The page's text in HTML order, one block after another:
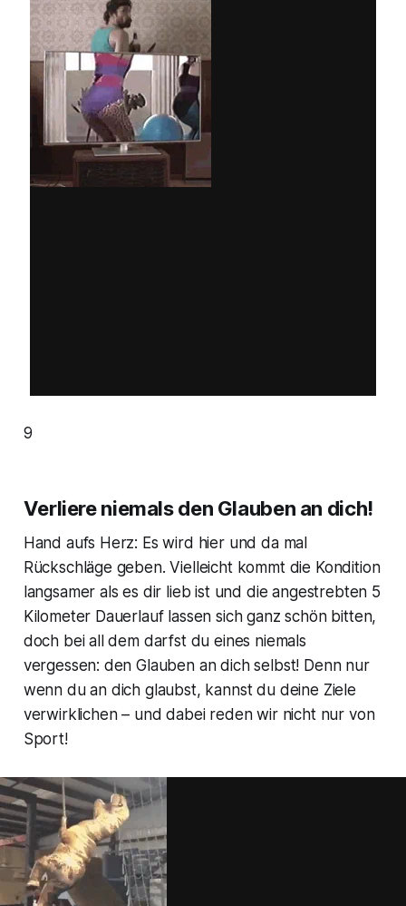
9
Verliere niemals den Glauben an dich!
Hand aufs Herz: Es wird hier und da mal
Rückschläge geben. Vielleicht kommt die Kondition
langsamer als es dir lieb ist und die angestrebten 5
Kilometer Dauerlauf lassen sich ganz schön bitten,
doch bei all dem darfst du eines niemals
vergessen: den Glauben an dich selbst! Denn nur
wenn du an dich glaubst, kannst du deine Ziele
verwirklichen – und dabei reden wir nicht nur von
Sport!